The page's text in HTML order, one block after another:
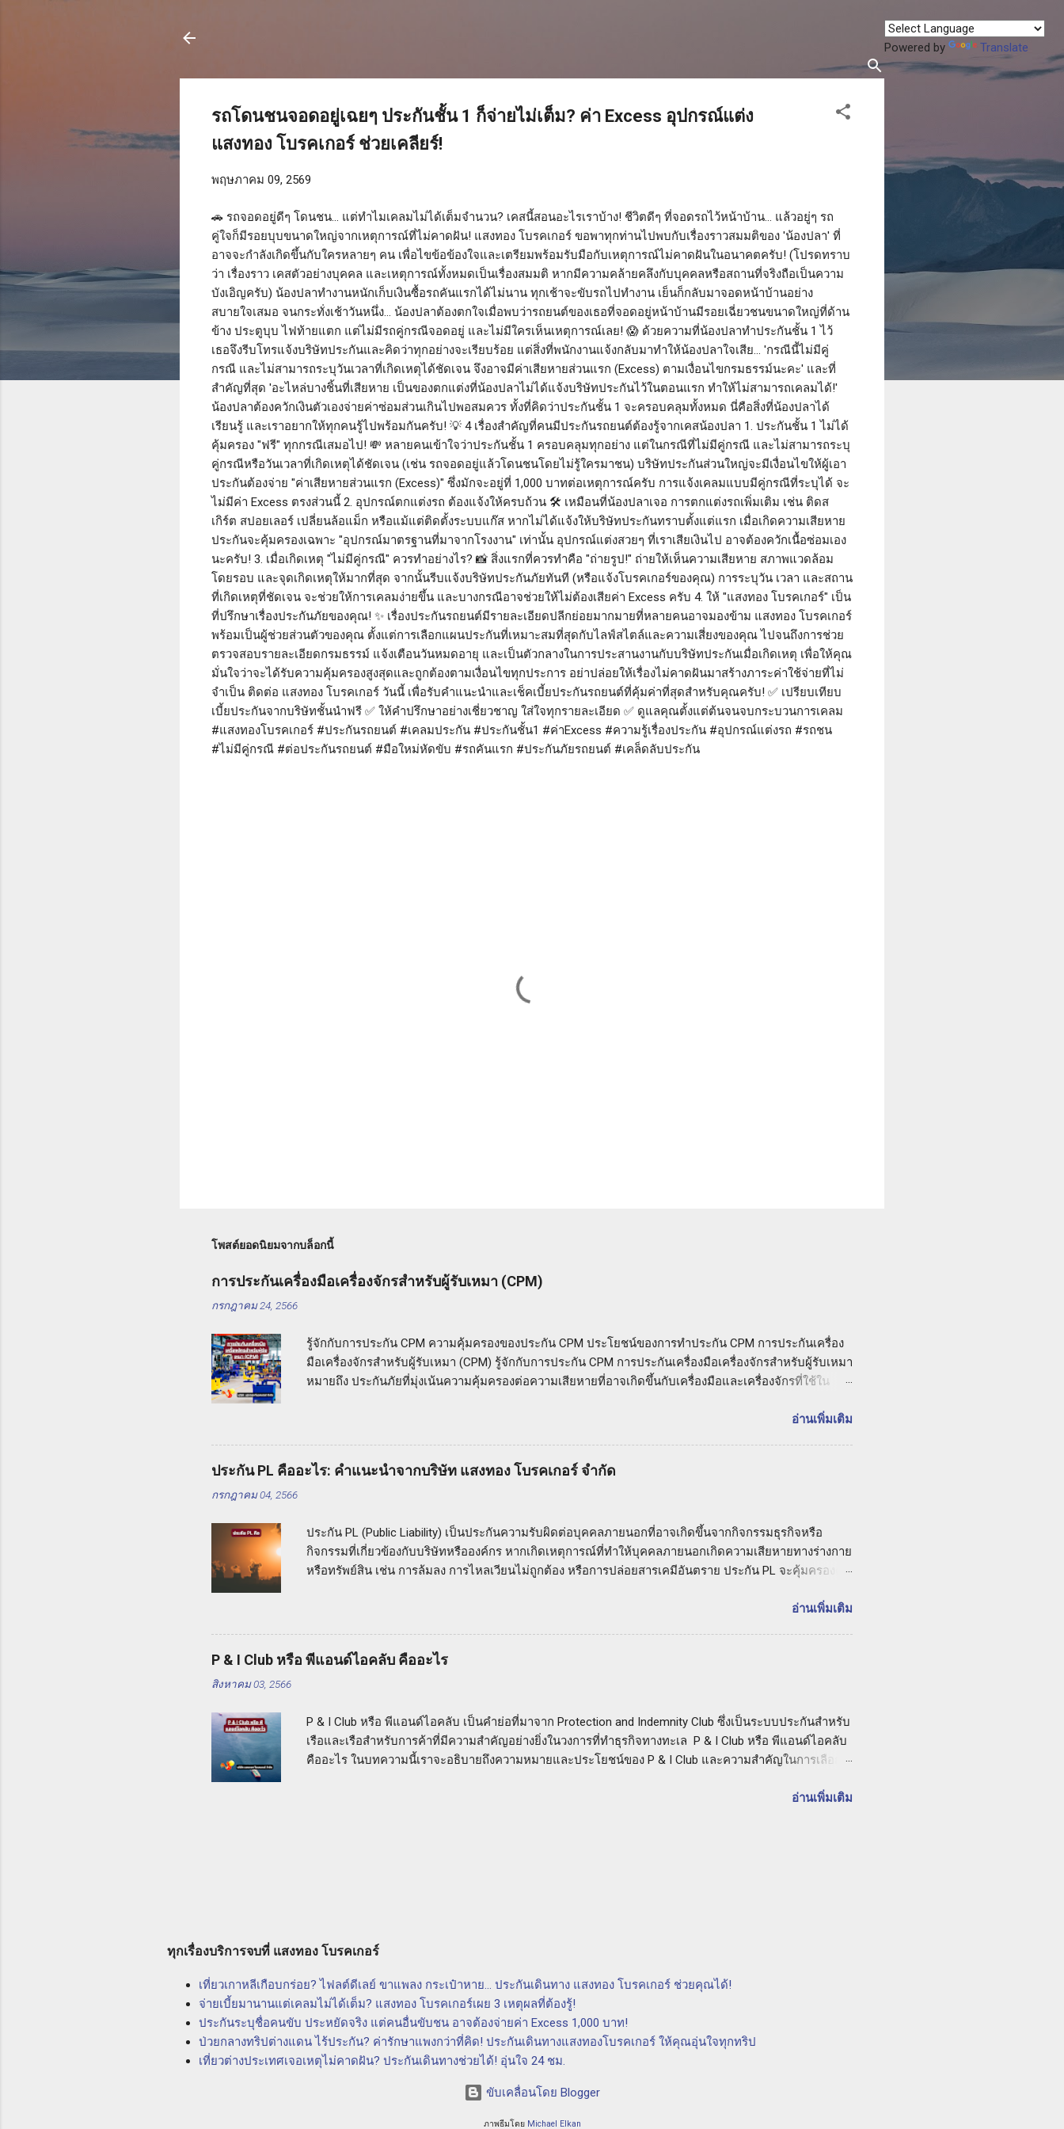
Powered by
Translate
รถโดนชนจอดอยู่เฉยๆ ประกันชั้น 1 ก็จ่ายไม่เต็ม? ค่า Excess อุปกรณ์แต่ง
แสงทอง โบรคเกอร์ ช่วยเคลียร์!
พฤษภาคม 09, 2569
🚗 รถจอดอยู่ดีๆ โดนชน... แต่ทำไมเคลมไม่ได้เต็มจำนวน? เคสนี้สอนอะไรเราบ้าง! ชีวิตดีๆ ที่จอดรถไว้หน้าบ้าน... แล้วอยู่ๆ รถ
คู่ใจก็มีรอยบุบขนาดใหญ่จากเหตุการณ์ที่ไม่คาดฝัน! แสงทอง โบรคเกอร์ ขอพาทุกท่านไปพบกับเรื่องราวสมมติของ 'น้องปลา' ที่
อาจจะกำลังเกิดขึ้นกับใครหลายๆ คน เพื่อไขข้อข้องใจและเตรียมพร้อมรับมือกับเหตุการณ์ไม่คาดฝันในอนาคตครับ! (โปรดทราบ
ว่า เรื่องราว เคสตัวอย่างบุคคล และเหตุการณ์ทั้งหมดเป็นเรื่องสมมติ หากมีความคล้ายคลึงกับบุคคลหรือสถานที่จริงถือเป็นความ
บังเอิญครับ) น้องปลาทำงานหนักเก็บเงินซื้อรถคันแรกได้ไม่นาน ทุกเช้าจะขับรถไปทำงาน เย็นก็กลับมาจอดหน้าบ้านอย่าง
สบายใจเสมอ จนกระทั่งเช้าวันหนึ่ง... น้องปลาต้องตกใจเมื่อพบว่ารถยนต์ของเธอที่จอดอยู่หน้าบ้านมีรอยเฉี่ยวชนขนาดใหญ่ที่ด้าน
ข้าง ประตูบุบ ไฟท้ายแตก แต่ไม่มีรถคู่กรณีจอดอยู่ และไม่มีใครเห็นเหตุการณ์เลย! 😱 ด้วยความที่น้องปลาทำประกันชั้น 1 ไว้
เธอจึงรีบโทรแจ้งบริษัทประกันและคิดว่าทุกอย่างจะเรียบร้อย แต่สิ่งที่พนักงานแจ้งกลับมาทำให้น้องปลาใจเสีย... 'กรณีนี้ไม่มีคู่
กรณี และไม่สามารถระบุวันเวลาที่เกิดเหตุได้ชัดเจน จึงอาจมีค่าเสียหายส่วนแรก (Excess) ตามเงื่อนไขกรมธรรม์นะคะ' และที่
สำคัญที่สุด 'อะไหล่บางชิ้นที่เสียหาย เป็นของตกแต่งที่น้องปลาไม่ได้แจ้งบริษัทประกันไว้ในตอนแรก ทำให้ไม่สามารถเคลมได้!'
น้องปลาต้องควักเงินตัวเองจ่ายค่าซ่อมส่วนเกินไปพอสมควร ทั้งที่คิดว่าประกันชั้น 1 จะครอบคลุมทั้งหมด นี่คือสิ่งที่น้องปลาได้
เรียนรู้ และเราอยากให้ทุกคนรู้ไปพร้อมกันครับ! 💡 4 เรื่องสำคัญที่คนมีประกันรถยนต์ต้องรู้จากเคสน้องปลา 1. ประกันชั้น 1 ไม่ได้
คุ้มครอง "ฟรี" ทุกกรณีเสมอไป! 💸 หลายคนเข้าใจว่าประกันชั้น 1 ครอบคลุมทุกอย่าง แต่ในกรณีที่ไม่มีคู่กรณี และไม่สามารถระบุ
คู่กรณีหรือวันเวลาที่เกิดเหตุได้ชัดเจน (เช่น รถจอดอยู่แล้วโดนชนโดยไม่รู้ใครมาชน) บริษัทประกันส่วนใหญ่จะมีเงื่อนไขให้ผู้เอา
ประกันต้องจ่าย "ค่าเสียหายส่วนแรก (Excess)" ซึ่งมักจะอยู่ที่ 1,000 บาทต่อเหตุการณ์ครับ การแจ้งเคลมแบบมีคู่กรณีที่ระบุได้ จะ
ไม่มีค่า Excess ตรงส่วนนี้ 2. อุปกรณ์ตกแต่งรถ ต้องแจ้งให้ครบถ้วน 🛠️ เหมือนที่น้องปลาเจอ การตกแต่งรถเพิ่มเติม เช่น ติดส
เกิร์ต สปอยเลอร์ เปลี่ยนล้อแม็ก หรือแม้แต่ติดตั้งระบบแก๊ส หากไม่ได้แจ้งให้บริษัทประกันทราบตั้งแต่แรก เมื่อเกิดความเสียหาย
ประกันจะคุ้มครองเฉพาะ "อุปกรณ์มาตรฐานที่มาจากโรงงาน" เท่านั้น อุปกรณ์แต่งสวยๆ ที่เราเสียเงินไป อาจต้องควักเนื้อซ่อมเอง
นะครับ! 3. เมื่อเกิดเหตุ "ไม่มีคู่กรณี" ควรทำอย่างไร? 📸 สิ่งแรกที่ควรทำคือ "ถ่ายรูป!" ถ่ายให้เห็นความเสียหาย สภาพแวดล้อม
โดยรอบ และจุดเกิดเหตุให้มากที่สุด จากนั้นรีบแจ้งบริษัทประกันภัยทันที (หรือแจ้งโบรคเกอร์ของคุณ) การระบุวัน เวลา และสถาน
ที่เกิดเหตุที่ชัดเจน จะช่วยให้การเคลมง่ายขึ้น และบางกรณีอาจช่วยให้ไม่ต้องเสียค่า Excess ครับ 4. ให้ "แสงทอง โบรคเกอร์" เป็น
ที่ปรึกษาเรื่องประกันภัยของคุณ! ✨ เรื่องประกันรถยนต์มีรายละเอียดปลีกย่อยมากมายที่หลายคนอาจมองข้าม แสงทอง โบรคเกอร์
พร้อมเป็นผู้ช่วยส่วนตัวของคุณ ตั้งแต่การเลือกแผนประกันที่เหมาะสมที่สุดกับไลฟ์สไตล์และความเสี่ยงของคุณ ไปจนถึงการช่วย
ตรวจสอบรายละเอียดกรมธรรม์ แจ้งเตือนวันหมดอายุ และเป็นตัวกลางในการประสานงานกับบริษัทประกันเมื่อเกิดเหตุ เพื่อให้คุณ
มั่นใจว่าจะได้รับความคุ้มครองสูงสุดและถูกต้องตามเงื่อนไขทุกประการ อย่าปล่อยให้เรื่องไม่คาดฝันมาสร้างภาระค่าใช้จ่ายที่ไม่
จำเป็น ติดต่อ แสงทอง โบรคเกอร์ วันนี้ เพื่อรับคำแนะนำและเช็คเบี้ยประกันรถยนต์ที่คุ้มค่าที่สุดสำหรับคุณครับ! ✅ เปรียบเทียบ
เบี้ยประกันจากบริษัทชั้นนำฟรี ✅ ให้คำปรึกษาอย่างเชี่ยวชาญ ใส่ใจทุกรายละเอียด ✅ ดูแลคุณตั้งแต่ต้นจนจบกระบวนการเคลม
#แสงทองโบรคเกอร์ #ประกันรถยนต์ #เคลมประกัน #ประกันชั้น1 #ค่าExcess #ความรู้เรื่องประกัน #อุปกรณ์แต่งรถ #รถชน
#ไม่มีคู่กรณี #ต่อประกันรถยนต์ #มือใหม่หัดขับ #รถคันแรก #ประกันภัยรถยนต์ #เคล็ดลับประกัน
โพสต์ยอดนิยมจากบล็อกนี้
การประกันเครื่องมือเครื่องจักรสำหรับผู้รับเหมา (CPM)
กรกฎาคม 24, 2566
รู้จักกับการประกัน CPM ความคุ้มครองของประกัน CPM ประโยชน์ของการทำประกัน CPM การประกันเครื่อง
มือเครื่องจักรสำหรับผู้รับเหมา (CPM) รู้จักกับการประกัน CPM การประกันเครื่องมือเครื่องจักรสำหรับผู้รับเหมา
หมายถึง ประกันภัยที่มุ่งเน้นความคุ้มครองต่อความเสียหายที่อาจเกิดขึ้นกับเครื่องมือและเครื่องจักรที่ใช้ใน
มือเหล่านี้ในกรณีที่เกิดอุบัติเหตุหรือภัยธรรมชาติที่ไม่คาดคิด ความคุ้มครองของประกัน CPM ประกันเครื่องมือ
ความคุ้มครองของประกัน CPM อาจมีการครอบคลุมความเสียหายที่เกิดจากอุบัติเหตุที่อาจทำให้เกิดความเสีย
อ่านเพิ่มเติม
ประกัน PL คืออะไร: คำแนะนำจากบริษัท แสงทอง โบรคเกอร์ จำกัด
กรกฎาคม 04, 2566
ประกัน PL (Public Liability) เป็นประกันความรับผิดต่อบุคคลภายนอกที่อาจเกิดขึ้นจากกิจกรรมธุรกิจหรือ
กิจกรรมที่เกี่ยวข้องกับบริษัทหรือองค์กร หากเกิดเหตุการณ์ที่ทำให้บุคคลภายนอกเกิดความเสียหายทางร่างกาย
หรือทรัพย์สิน เช่น การล้มลง การไหลเวียนไม่ถูกต้อง หรือการปล่อยสารเคมีอันตราย ประกัน PL จะคุ้มครองค่า
PL คืออะไร: คำแนะนำจากบริษัท แสงทอง โบรคเกอร์ จำกัด เมื่อคุณเลือกประกัน PL กับบริษัท แสงทอง โบรค
เลือกประกัน PL กับบริษัท แสงทอง โบรคเกอร์ จำกัด จะทำให้คุณได้รับบริการที่มีคุณภาพและความเข้าใจใน
เองและธุรกิจของคุณจากควา...
อ่านเพิ่มเติม
P & I Club หรือ พีแอนด์ไอคลับ คืออะไร
สิงหาคม 03, 2566
P & I Club หรือ พีแอนด์ไอคลับ เป็นคำย่อที่มาจาก Protection and Indemnity Club ซึ่งเป็นระบบประกันสำหรับ
เรือและเรือสำหรับการค้าที่มีความสำคัญอย่างยิ่งในวงการที่ทำธุรกิจทางทะเล P & I Club หรือ พีแอนด์ไอคลับ
คืออะไร ในบทความนี้เราจะอธิบายถึงความหมายและประโยชน์ของ P & I Club และความสำคัญในการเลือก
ธุรกิจทางทะเล P & I Club คืออะไร P & I Club หรือ พีแอนด์ไอคลับ เป็นกลุ่มองค์กรที่ก่อตั้งขึ้นโดยเรือและเรือ
อ่านเพิ่มเติม
ทุกเรื่องบริการจบที่ แสงทอง โบรคเกอร์
เที่ยวเกาหลีเกือบกร่อย? ไฟลต์ดีเลย์ ขาแพลง กระเป๋าหาย... ประกันเดินทาง แสงทอง โบรคเกอร์ ช่วยคุณได้!
จ่ายเบี้ยมานานแต่เคลมไม่ได้เต็ม? แสงทอง โบรคเกอร์เผย 3 เหตุผลที่ต้องรู้!
ประกันระบุชื่อคนขับ ประหยัดจริง แต่คนอื่นขับชน อาจต้องจ่ายค่า Excess 1,000 บาท!
ป่วยกลางทริปต่างแดน ไร้ประกัน? ค่ารักษาแพงกว่าที่คิด! ประกันเดินทางแสงทองโบรคเกอร์ ให้คุณอุ่นใจทุกทริป
เที่ยวต่างประเทศเจอเหตุไม่คาดฝัน? ประกันเดินทางช่วยได้! อุ่นใจ 24 ชม.
ขับเคลื่อนโดย Blogger
ภาพธีมโดย Michael Elkan